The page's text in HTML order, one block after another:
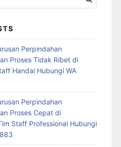
Perpindahan
Proses Tidak Ribet di
Handal Hubungi WA
Perpindahan
Proses Cepat di
Staff Professional Hubungi